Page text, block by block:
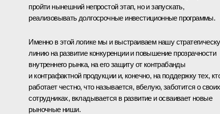
пройти нынешний непростой этап, но и запускать,
реализовывать долгосрочные инвестиционные программы.
Именно в этой логике мы и выстраиваем нашу
линию на развитие конкуренции и повышение прозрачности
внутреннего рынка, на его защиту от контрабанды
и контрафактной продукции и, конечно, на поддержку тех,
работает честно, что называется, вбелую, заботится о своих
сотрудниках, вкладывается в развитие и осваивает новые
рыночные ниши.